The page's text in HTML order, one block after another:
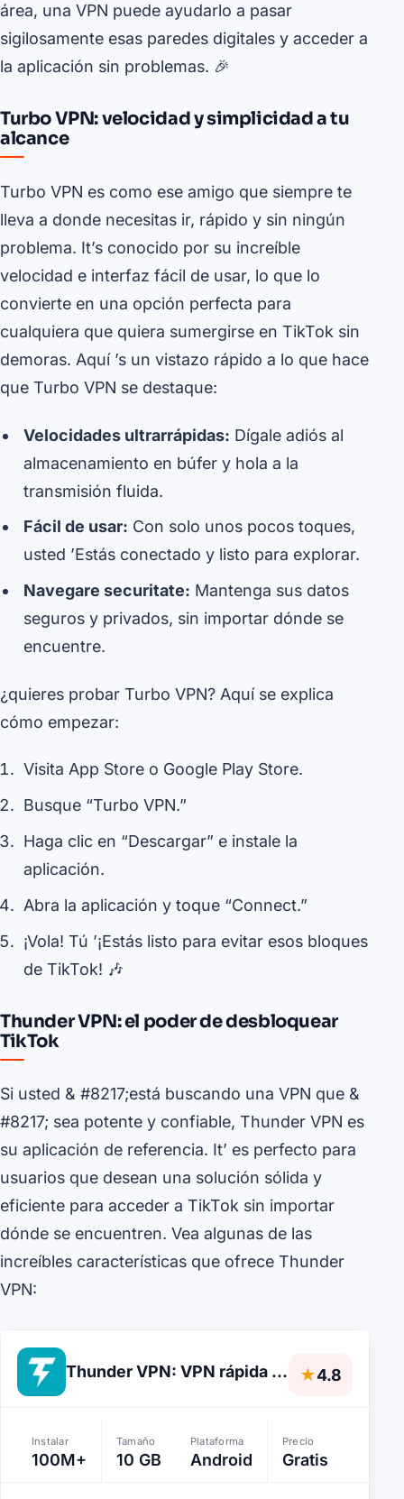
área, una VPN puede ayudarlo a pasar
sigilosamente esas paredes digitales y acceder a
la aplicación sin problemas. 🎉
Turbo VPN: velocidad y simplicidad a tu
alcance
Turbo VPN es como ese amigo que siempre te
lleva a donde necesitas ir, rápido y sin ningún
problema. It’s conocido por su increíble
velocidad e interfaz fácil de usar, lo que lo
convierte en una opción perfecta para
cualquiera que quiera sumergirse en TikTok sin
demoras. Aquí ’s un vistazo rápido a lo que hace
que Turbo VPN se destaque:
Velocidades ultrarrápidas: Dígale adiós al
almacenamiento en búfer y hola a la
transmisión fluida.
Fácil de usar: Con solo unos pocos toques,
usted ’Estás conectado y listo para explorar.
Navegare securitate: Mantenga sus datos
seguros y privados, sin importar dónde se
encuentre.
¿quieres probar Turbo VPN? Aquí se explica
cómo empezar:
Visita App Store o Google Play Store.
Busque “Turbo VPN.”
Haga clic en “Descargar” e instale la
aplicación.
Abra la aplicación y toque “Connect.”
¡Vola! Tú ’¡Estás listo para evitar esos bloques
de TikTok! 🎶
Thunder VPN: el poder de desbloquear
TikTok
Si usted & #8217;está buscando una VPN que &
#8217; sea potente y confiable, Thunder VPN es
su aplicación de referencia. It’ es perfecto para
usuarios que desean una solución sólida y
eficiente para acceder a TikTok sin importar
dónde se encuentren. Vea algunas de las
increíbles características que ofrece Thunder
VPN:
Thunder VPN: VPN rápida y segura ★4.8
Instalar
100M+
Tamaño
10 GB
Plataforma
Android
Precio
Gratis